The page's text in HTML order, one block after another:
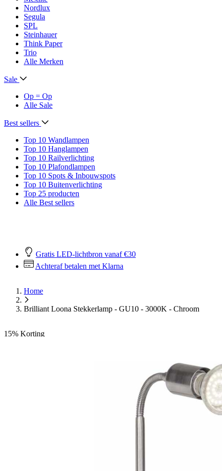
Nordlux
Segula
SPL
Steinhauer
Think Paper
Trio
Alle Merken
Sale
Op = Op
Alle Sale
Best sellers
Top 10 Wandlampen
Top 10 Hanglampen
Top 10 Railverlichting
Top 10 Plafondlampen
Top 10 Spots & Inbouwspots
Top 10 Buitenverlichting
Top 25 producten
Alle Best sellers
Gratis LED-lichtbron vanaf €30
Achteraf betalen met Klarna
Home
Brilliant Loona Stekkerlamp - GU10 - 3000K - Chroom
15% Korting